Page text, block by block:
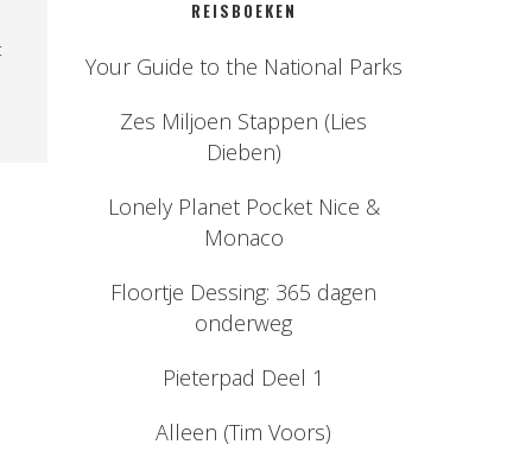
REISBOEKEN
Your Guide to the National Parks
Zes Miljoen Stappen (Lies
Dieben)
Lonely Planet Pocket Nice &
Monaco
Floortje Dessing: 365 dagen
onderweg
Pieterpad Deel 1
Alleen (Tim Voors)